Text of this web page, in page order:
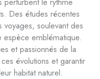
Des études récentes
soulevant des
espèce emblématique.
et passionnés de la
évolutions et garantir
habitat naturel.